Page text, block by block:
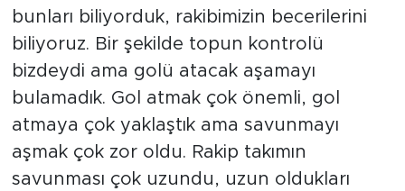
bunları biliyorduk, rakibimizin becerilerini
biliyoruz. Bir şekilde topun kontrolü
bizdeydi ama golü atacak aşamayı
bulamadık. Gol atmak çok önemli, gol
atmaya çok yaklaştık ama savunmayı
aşmak çok zor oldu. Rakip takımın
savunması çok uzundu, uzun oldukları